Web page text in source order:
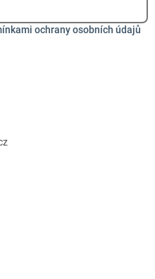
ochrany osobních údajů